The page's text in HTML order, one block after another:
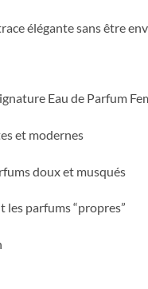
élégante sans être
Eau de Parfum
et modernes
doux et musqués
les parfums “propres”